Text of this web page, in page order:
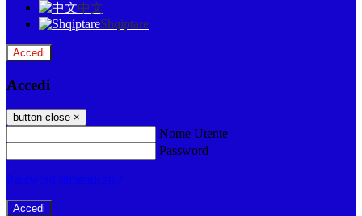
中文
Shqiptare
Accedi
Accedi
button close ×
Nome Utente
Password
Password dimenticata?